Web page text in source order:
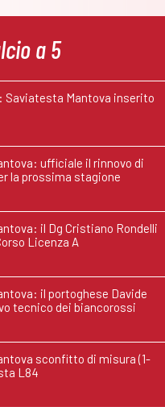
a 5
Saviatesta Mantova inserito
ufficiale il rinnovo di
la prossima stagione
il Dg Cristiano Rondelli
Licenza A
il portoghese Davide
tecnico dei biancorossi
sconfitto di misura (1-
L84